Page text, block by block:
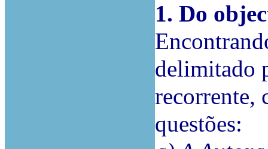
1. Do
delimitado
recorrente,
questões: